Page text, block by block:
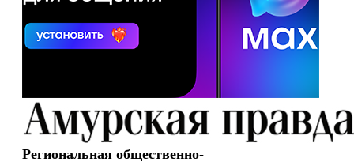
Региональная общественно-